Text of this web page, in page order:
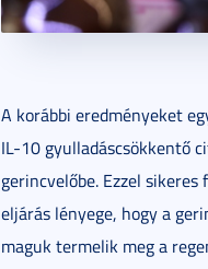
A korábbi eredményeket
IL-10 gyulladáscsökkentő
gerincvelőbe. Ezzel
eljárás lényege, hogy a
maguk termelik meg a